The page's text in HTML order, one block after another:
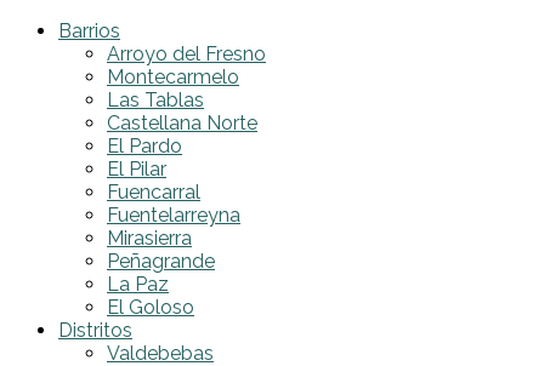
Barrios
Arroyo del Fresno
Montecarmelo
Las Tablas
Castellana Norte
El Pardo
El Pilar
Fuencarral
Fuentelarreyna
Mirasierra
Peñagrande
La Paz
El Goloso
Distritos
Valdebebas